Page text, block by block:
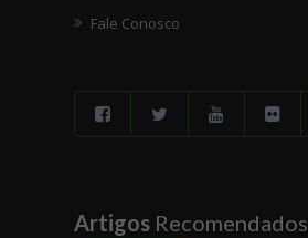
Fale Conosco
Artigos Recomendados